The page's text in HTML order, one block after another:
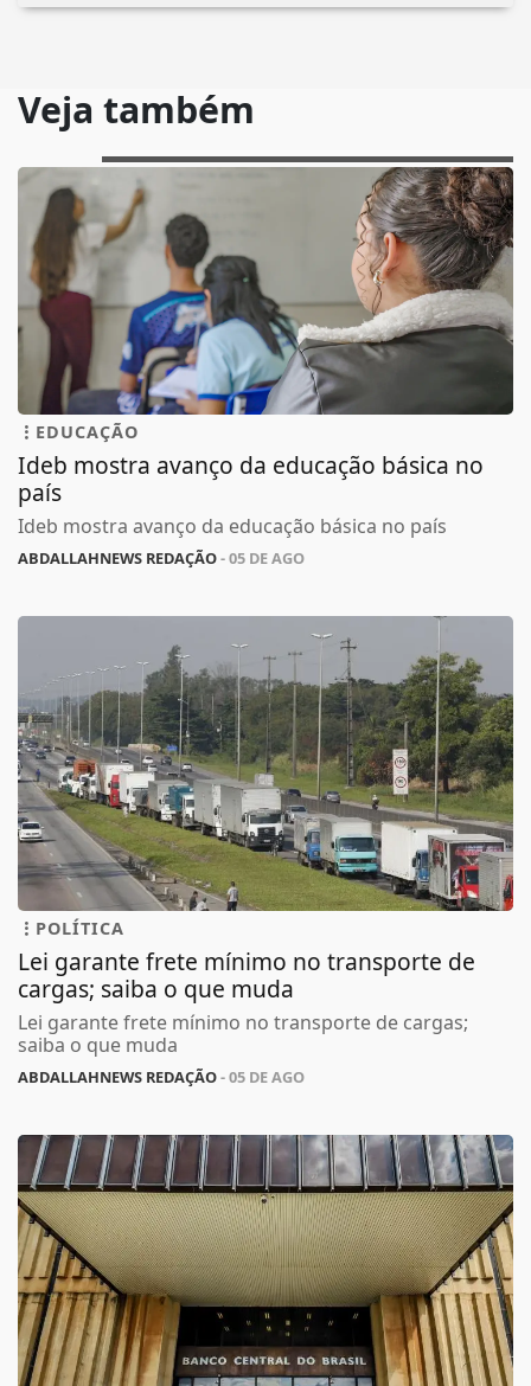
Veja também
EDUCAÇÃO
Ideb mostra avanço da educação básica no
país
Ideb mostra avanço da educação básica no país
ABDALLAHNEWS REDAÇÃO- 05 DE AGO
POLÍTICA
Lei garante frete mínimo no transporte de
cargas; saiba o que muda
Lei garante frete mínimo no transporte de cargas;
saiba o que muda
ABDALLAHNEWS REDAÇÃO- 05 DE AGO